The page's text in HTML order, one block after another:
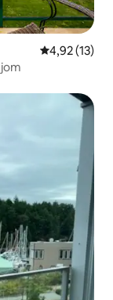
Prosječna
4,92 (13)
gosti”